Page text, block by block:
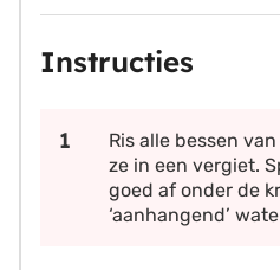
Instructies
Ris alle bessen
ze in een vergiet.
goed af onder de
‘aanhangend’